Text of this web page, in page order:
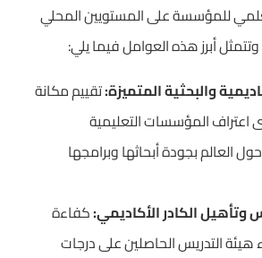
للمؤسسة على المستويين المحلي
والبحثية المتميزة:تقييم مكانة
اعتراف المؤسسات التعليمية
العالم بجودة أبحاثها وبرامجها
وتأهيل الكادر الأكاديمي:كفاءة
التدريس الحاصلين على درجات